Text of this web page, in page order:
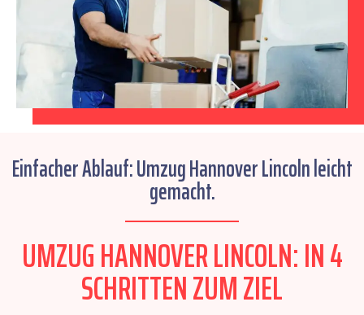
Einfacher Ablauf: Umzug Hannover Lincoln leicht
gemacht.
UMZUG HANNOVER LINCOLN: IN 4
SCHRITTEN ZUM ZIEL